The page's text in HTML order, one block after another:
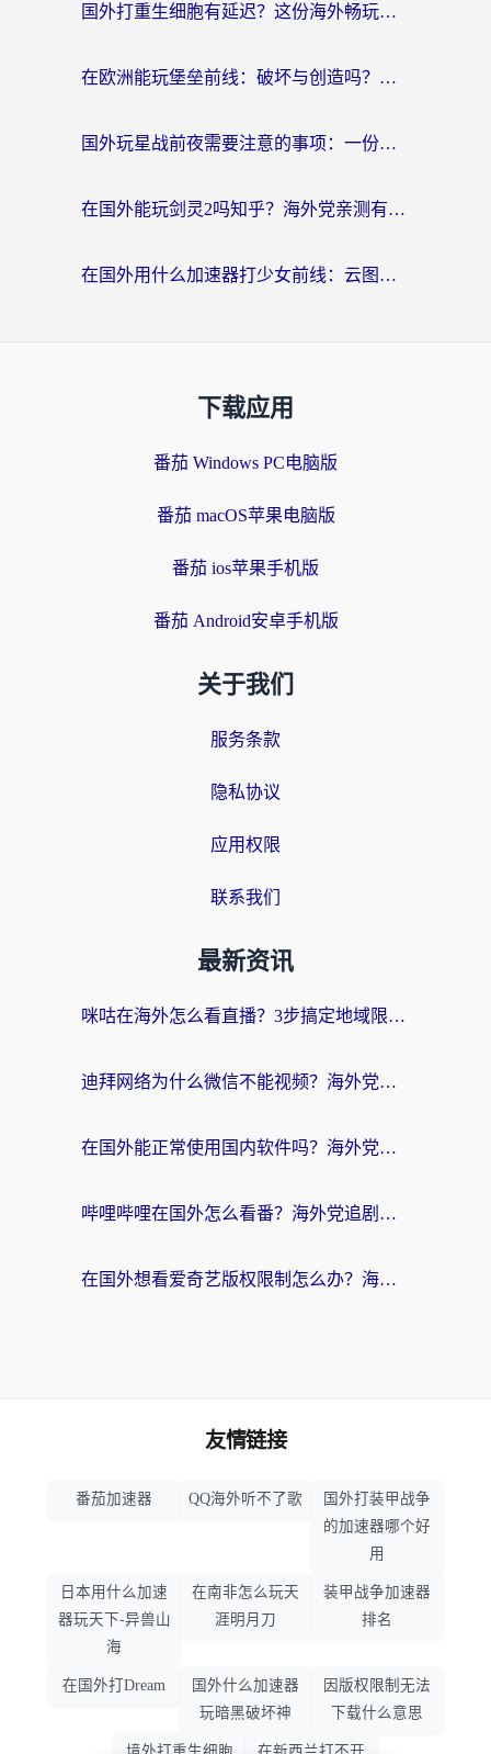
国外打重生细胞有延迟？这份海外畅玩国服游戏加速器终极指南请收好
在欧洲能玩堡垒前线：破坏与创造吗？海外党国服游戏不卡顿的秘密
国外玩星战前夜需要注意的事项：一份来自老玩家的网络生存指南
在国外能玩剑灵2吗知乎？海外党亲测有效的国服游戏加速指南
在国外用什么加速器打少女前线：云图计划不卡？一个老玩家的掏心分享
下载应用
番茄 Windows PC电脑版
番茄 macOS苹果电脑版
番茄 ios苹果手机版
番茄 Android安卓手机版
关于我们
服务条款
隐私协议
应用权限
联系我们
最新资讯
咪咕在海外怎么看直播？3步搞定地域限制，还能畅看腾讯视频与国内热剧
迪拜网络为什么微信不能视频？海外党必看的回国加速全攻略
在国外能正常使用国内软件吗？海外党亲测有效的无缝访问指南
哔哩哔哩在国外怎么看番？海外党追剧看片的终极解决方案
在国外想看爱奇艺版权限制怎么办？海外华人必看的追剧自由指南
友情链接
番茄加速器 QQ海外听不了歌
国外打装甲战争
的加速器哪个好
用
日本用什么加速
器玩天下-异兽山
海
在南非怎么玩天
涯明月刀
装甲战争加速器
排名
在国外打Dream
国外什么加速器
玩暗黑破坏神
因版权限制无法
下载什么意思